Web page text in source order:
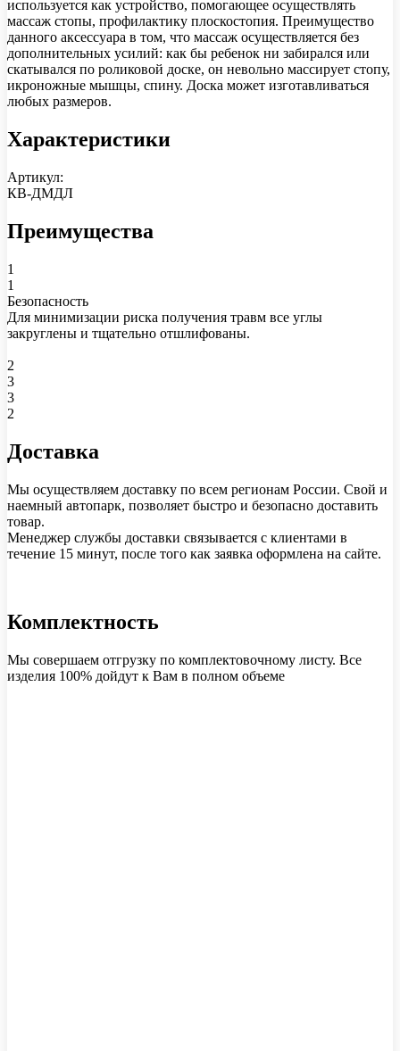
используется как устройство, помогающее осуществлять
массаж стопы, профилактику плоскостопия. Преимущество
данного аксессуара в том, что массаж осуществляется без
дополнительных усилий: как бы ребенок ни забирался или
скатывался по роликовой доске, он невольно массирует стопу,
икроножные мышцы, спину. Доска может изготавливаться
любых размеров.
Характеристики
Артикул:
КВ-ДМДЛ
Преимущества
1
1
Безопасность
Для минимизации риска получения травм все углы
закруглены и тщательно отшлифованы.
2
3
3
2
Доставка
Мы осуществляем доставку по всем регионам России. Свой и
наемный автопарк, позволяет быстро и безопасно доставить
товар.
Менеджер службы доставки связывается с клиентами в
течение 15 минут, после того как заявка оформлена на сайте.
Комплектность
Мы совершаем отгрузку по комплектовочному листу. Все
изделия 100% дойдут к Вам в полном объеме